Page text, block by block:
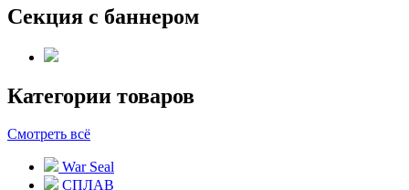
Секция с баннером
Категории товаров
Смотреть всё
War Seal
СПЛАВ